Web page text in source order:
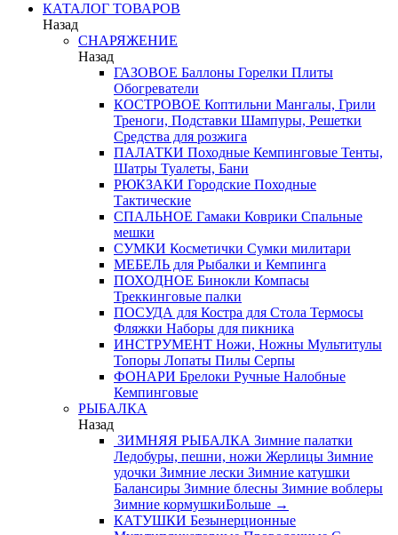
КАТАЛОГ ТОВАРОВ
Назад
СНАРЯЖЕНИЕ
Назад
ГАЗОВОЕ Баллоны Горелки Плиты
Обогреватели
КОСТРОВОЕ Коптильни Мангалы, Грили
Треноги, Подставки Шампуры, Решетки
Средства для розжига
ПАЛАТКИ Походные Кемпинговые Тенты,
Шатры Туалеты, Бани
РЮКЗАКИ Городские Походные
Тактические
СПАЛЬНОЕ Гамаки Коврики Спальные
мешки
СУМКИ Косметички Сумки милитари
МЕБЕЛЬ для Рыбалки и Кемпинга
ПОХОДНОЕ Бинокли Компасы
Треккинговые палки
ПОСУДА для Костра для Стола Термосы
Фляжки Наборы для пикника
ИНСТРУМЕНТ Ножи, Ножны Мультитулы
Топоры Лопаты Пилы Серпы
ФОНАРИ Брелоки Ручные Налобные
Кемпинговые
РЫБАЛКА
Назад
ЗИМНЯЯ РЫБАЛКА Зимние палатки
Ледобуры, пешни, ножи Жерлицы Зимние
удочки Зимние лески Зимние катушки
Балансиры Зимние блесны Зимние воблеры
Зимние кормушкиБольше →
КАТУШКИ Безынерционные